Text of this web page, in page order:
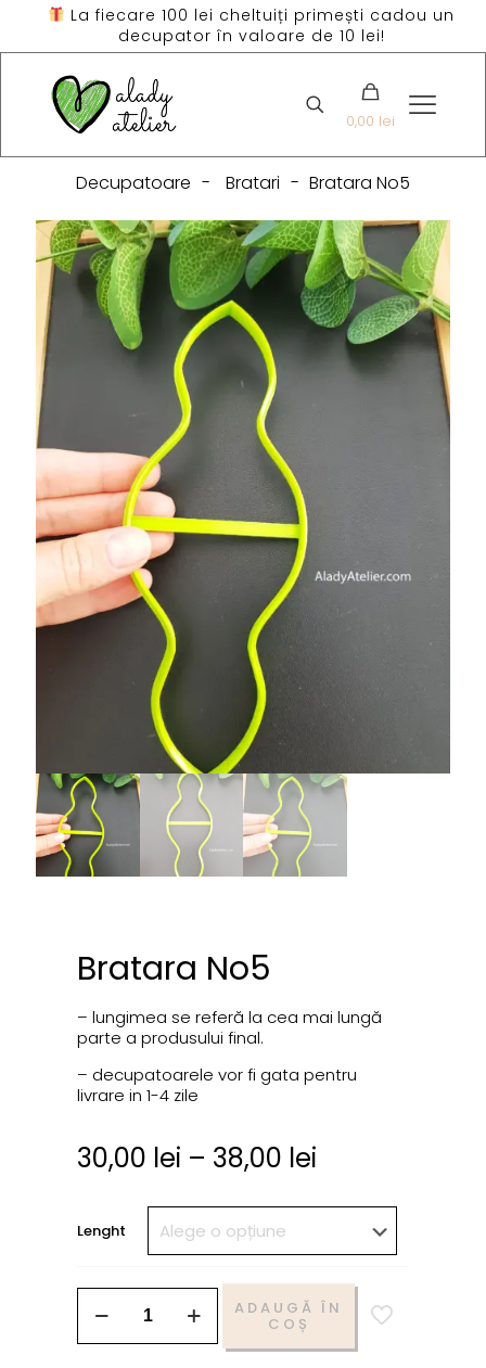
La fiecare 100 lei cheltuiți primești cadou un
decupator în valoare de 10 lei!
0,00 lei
Decupatoare - Bratari - Bratara No5
Bratara No5
– lungimea se referă la cea mai lungă
parte a produsului final.
– decupatoarele vor fi gata pentru
livrare in 1-4 zile
30,00 lei – 38,00 lei
Lenght
ADAUGĂ ÎN
COȘ